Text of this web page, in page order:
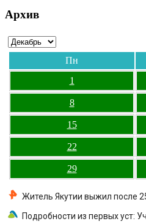
Архив
Пн
1
8
15
22
29
Житель Якутии выжил после
Подробности из первых уст: